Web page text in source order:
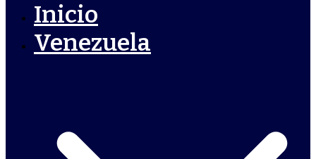
Inicio
Venezuela